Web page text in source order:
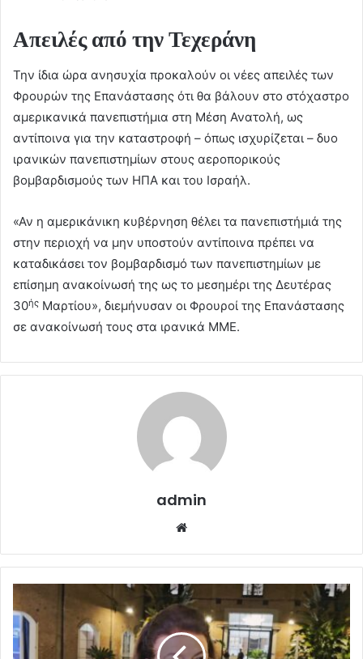
Απειλές από την Τεχεράνη
Την ίδια ώρα ανησυχία προκαλούν οι νέες απειλές των
Φρουρών της Επανάστασης ότι θα βάλουν στο στόχαστρο
αμερικανικά πανεπιστήμια στη Μέση Ανατολή, ως
αντίποινα για την καταστροφή – όπως ισχυρίζεται – δυο
ιρανικών πανεπιστημίων στους αεροπορικούς
βομβαρδισμούς των ΗΠΑ και του Ισραήλ.
«Αν η αμερικάνικη κυβέρνηση θέλει τα πανεπιστήμιά της
στην περιοχή να μην υποστούν αντίποινα πρέπει να
καταδικάσει τον βομβαρδισμό των πανεπιστημίων με
επίσημη ανακοίνωσή της ως το μεσημέρι της Δευτέρας
30ής Μαρτίου», διεμήνυσαν οι Φρουροί της Επανάστασης
σε ανακοίνωσή τους στα ιρανικά ΜΜΕ.
admin